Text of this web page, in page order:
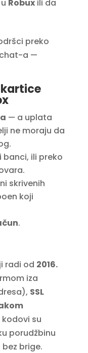
Robuxili da
preko
a —
— a uplata
ne moraju da
banci, ili preko
skrivenih
koji
.
radi od 2016.
iza
SSL
kodovi su
porudžbinu
brige.